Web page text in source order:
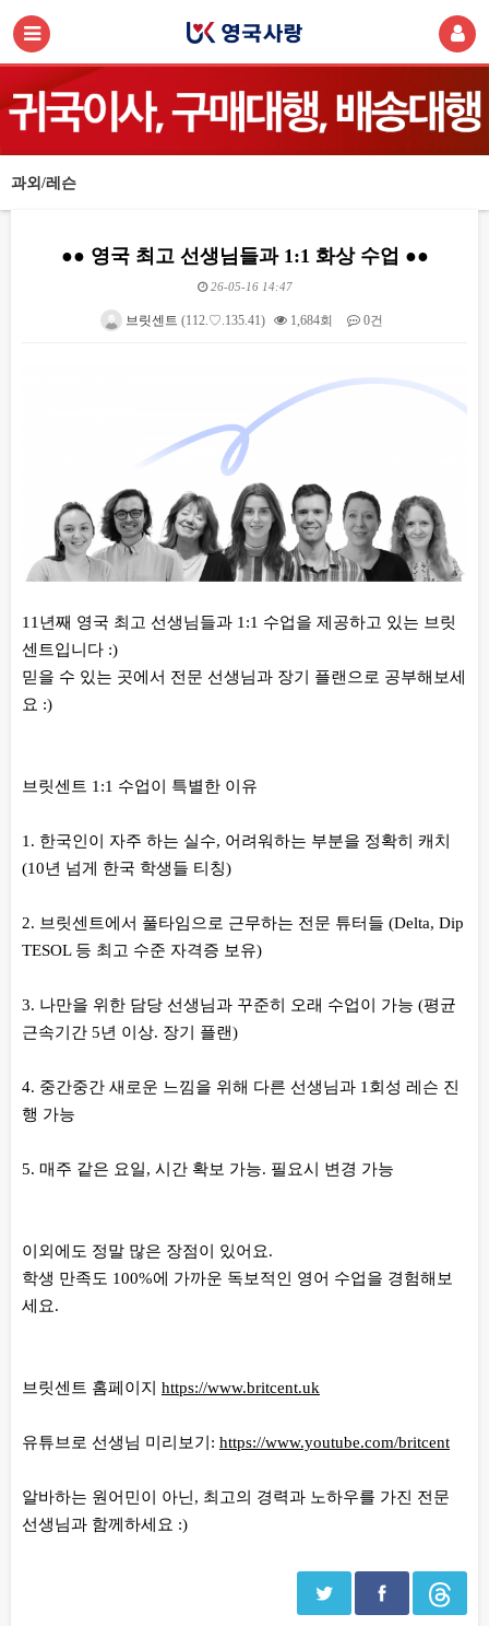
과외/레슨
●● 영국 최고 선생님들과 1:1 화상 수업 ●●
26-05-16 14:47
브릿센트 (112.♡.135.41) 1,684회 0건
11년째 영국 최고 선생님들과 1:1 수업을 제공하고 있는 브릿
센트입니다 :)
믿을 수 있는 곳에서 전문 선생님과 장기 플랜으로 공부해보세
요 :)
브릿센트 1:1 수업이 특별한 이유
1. 한국인이 자주 하는 실수, 어려워하는 부분을 정확히 캐치
(10년 넘게 한국 학생들 티칭)
2. 브릿센트에서 풀타임으로 근무하는 전문 튜터들 (Delta, Dip
TESOL 등 최고 수준 자격증 보유)
3. 나만을 위한 담당 선생님과 꾸준히 오래 수업이 가능 (평균
근속기간 5년 이상. 장기 플랜)
4. 중간중간 새로운 느낌을 위해 다른 선생님과 1회성 레슨 진
행 가능
5. 매주 같은 요일, 시간 확보 가능. 필요시 변경 가능
이외에도 정말 많은 장점이 있어요.
학생 만족도 100%에 가까운 독보적인 영어 수업을 경험해보
세요.
브릿센트 홈페이지 https://www.britcent.uk
유튜브로 선생님 미리보기: https://www.youtube.com/britcent
알바하는 원어민이 아닌, 최고의 경력과 노하우를 가진 전문
선생님과 함께하세요 :)